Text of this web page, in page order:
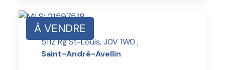
À VENDRE
511Z Rg St-Louis, J0V 1W0 ,
Saint-André-Avellin